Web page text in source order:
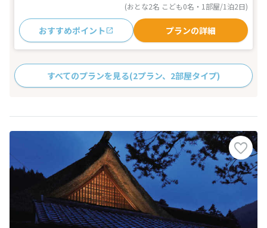
(おとな2名 こども0名・1部屋/1泊2日)
おすすめポイント プランの詳細
すべてのプランを見る(2プラン、2部屋タイプ)